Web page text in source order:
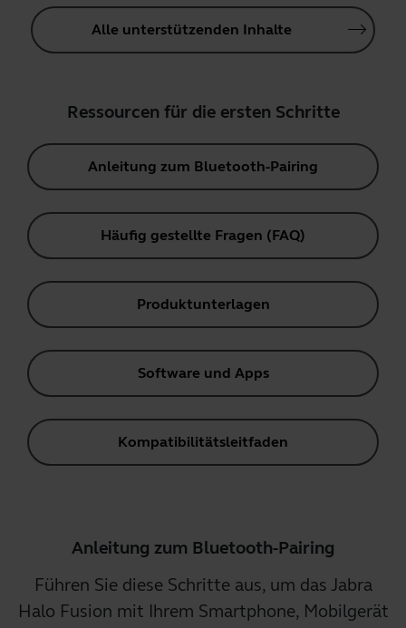
Alle unterstützenden Inhalte
Ressourcen für die ersten Schritte
Anleitung zum Bluetooth-Pairing
Häufig gestellte Fragen (FAQ)
Produktunterlagen
Software und Apps
Kompatibilitätsleitfaden
Anleitung zum Bluetooth-Pairing
Führen Sie diese Schritte aus, um das Jabra
Halo Fusion mit Ihrem Smartphone, Mobilgerät